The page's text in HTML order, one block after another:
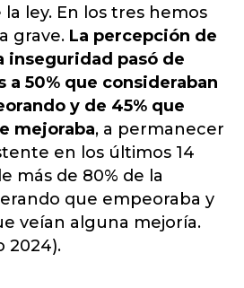
ley. En los tres hemos
grave. La percepción de
inseguridad pasó de
50% que consideraban
y de 45% que
mejoraba, a permanecer
en los últimos 14
más de 80% de la
que empeoraba y
veían alguna mejoría.
2024).